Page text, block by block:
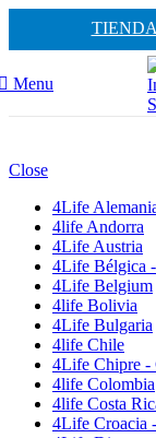
Menu
Close
4Life
4life Andorra
4Life Austria
4Life Bélgica
4Life Belgium
4life Bolivia
4Life Bulgaria
4life Chile
4Life Chipre -
4life Colombia
4life Costa
4Life Croacia